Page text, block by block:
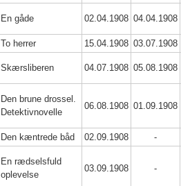
En gåde 02.04.1908 04.04.1908
To herrer 15.04.1908 03.07.1908
Skærsliberen 04.07.1908 05.08.1908
Den brune drossel.
Detektivnovelle
06.08.1908 01.09.1908
Den kæntrede båd 02.09.1908 -
En rædselsfuld
oplevelse
03.09.1908 -